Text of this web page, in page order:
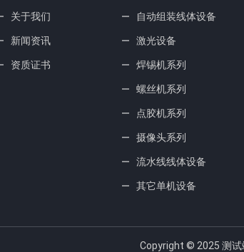
关于我们
新闻资讯
资质证书
自动组装线体设备
激光设备
焊锡机系列
螺丝机系列
点胶机系列
摄像头系列
流水线线体设备
其它单机设备
Copyright © 2025 测试